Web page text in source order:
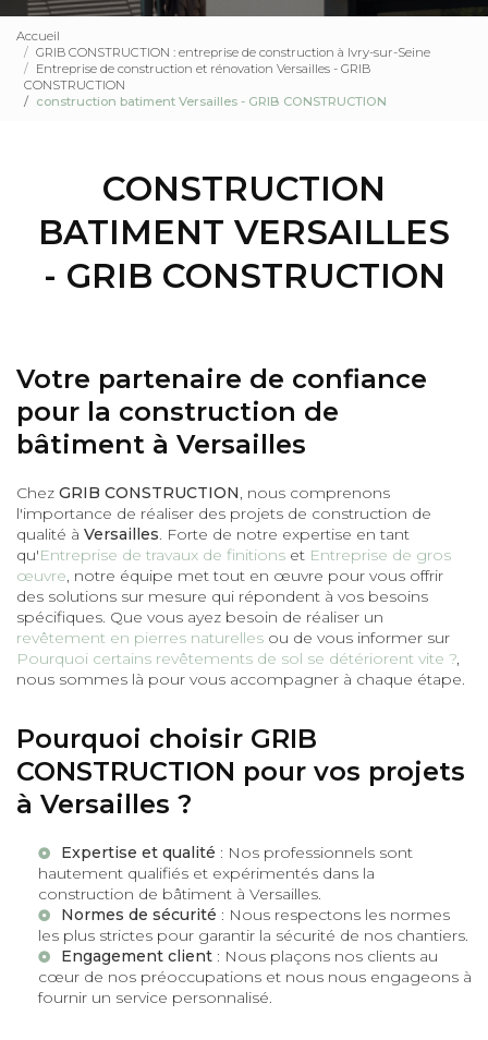
Accueil
GRIB CONSTRUCTION : entreprise de construction à Ivry-sur-Seine
Entreprise de construction et rénovation Versailles - GRIB
CONSTRUCTION
construction batiment Versailles - GRIB CONSTRUCTION
CONSTRUCTION
BATIMENT VERSAILLES
- GRIB CONSTRUCTION
Votre partenaire de confiance
pour la construction de
bâtiment à Versailles
Chez GRIB CONSTRUCTION, nous comprenons
l'importance de réaliser des projets de construction de
qualité à Versailles. Forte de notre expertise en tant
qu'Entreprise de travaux de finitions et Entreprise de gros
œuvre, notre équipe met tout en œuvre pour vous offrir
des solutions sur mesure qui répondent à vos besoins
spécifiques. Que vous ayez besoin de réaliser un
revêtement en pierres naturelles ou de vous informer sur
Pourquoi certains revêtements de sol se détériorent vite ?,
nous sommes là pour vous accompagner à chaque étape.
Pourquoi choisir GRIB
CONSTRUCTION pour vos projets
à Versailles ?
Expertise et qualité : Nos professionnels sont
hautement qualifiés et expérimentés dans la
construction de bâtiment à Versailles.
Normes de sécurité : Nous respectons les normes
les plus strictes pour garantir la sécurité de nos chantiers.
Engagement client : Nous plaçons nos clients au
cœur de nos préoccupations et nous nous engageons à
fournir un service personnalisé.